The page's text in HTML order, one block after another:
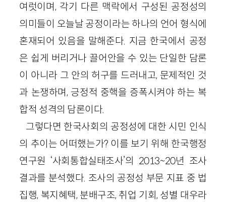
여럿이며, 각기 다른 맥락에서 구성된 공정성의
의미들이 오늘날 공정이라는 하나의 언어 형식에
혼재되어 있음을 말해준다. 지금 한국에서 공정
은 쉽게 버리거나 끌어안을 수 있는 단일한 담론
이 아니라 그 안의 허구를 드러내고, 문제적인 것
과 논쟁하며, 긍정적 중핵을 증폭시켜야 하는 복
합적 성격의 담론이다.
그렇다면 한국사회의 공정성에 대한 시민 인식
의 추이는 어떠했는가? 이를 보기 위해 한국행정
연구원 ‘사회통합실태조사’의 2013~20년 조사
결과를 분석했다. 조사의 공정성 부문 지표 중 법
집행, 복지혜택, 분배구조, 취업 기회, 성별 대우라